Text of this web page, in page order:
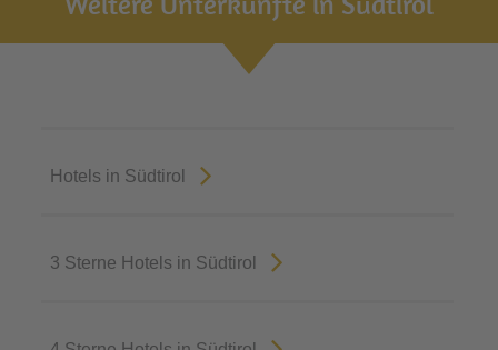
Hotels in Südtirol
3 Sterne Hotels in Südtirol